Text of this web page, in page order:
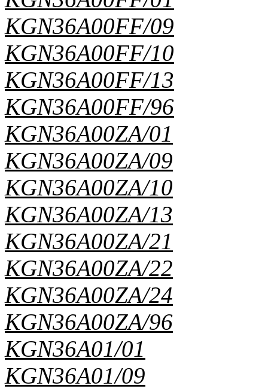
KGN36A00FF/09
KGN36A00FF/10
KGN36A00FF/13
KGN36A00FF/96
KGN36A00ZA/01
KGN36A00ZA/09
KGN36A00ZA/10
KGN36A00ZA/13
KGN36A00ZA/21
KGN36A00ZA/22
KGN36A00ZA/24
KGN36A00ZA/96
KGN36A01/01
KGN36A01/09